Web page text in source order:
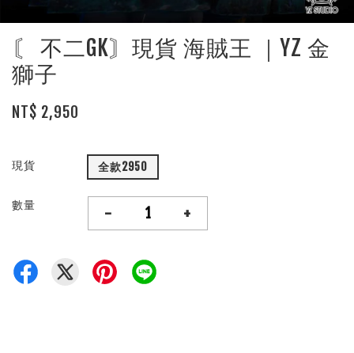
〘 不二GK〙現貨 海賊王 ｜YZ 金
獅子
NT$ 2,950
現貨 全款2950
數量 - +